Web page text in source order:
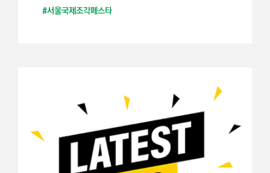
#서울국제조각페스타